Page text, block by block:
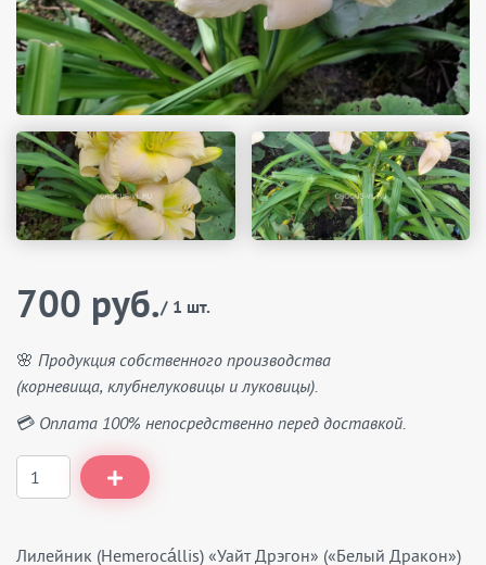
700 руб./ 1 шт.
🌸 Продукция собственного производства
(корневища, клубнелуковицы и луковицы).
💳 Оплата 100% непосредственно перед доставкой.
Лилейник (Hemerocállis) «Уайт Дрэгон» («Белый Дракон»)